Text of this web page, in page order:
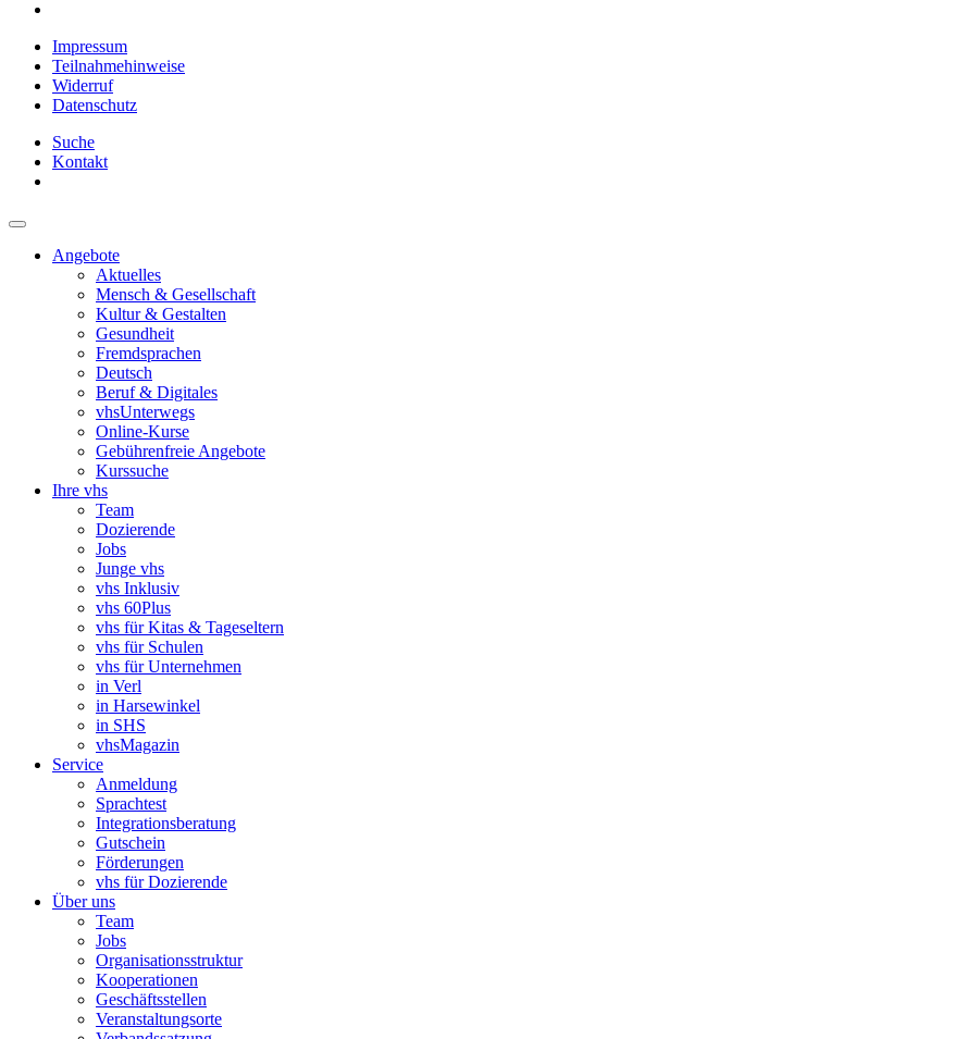
Impressum
Teilnahmehinweise
Widerruf
Datenschutz
Suche
Kontakt
Angebote
Aktuelles
Mensch & Gesellschaft
Kultur & Gestalten
Gesundheit
Fremdsprachen
Deutsch
Beruf & Digitales
vhsUnterwegs
Online-Kurse
Gebührenfreie Angebote
Kurssuche
Ihre vhs
Team
Dozierende
Jobs
Junge vhs
vhs Inklusiv
vhs 60Plus
vhs für Kitas & Tageseltern
vhs für Schulen
vhs für Unternehmen
in Verl
in Harsewinkel
in SHS
vhsMagazin
Service
Anmeldung
Sprachtest
Integrationsberatung
Gutschein
Förderungen
vhs für Dozierende
Über uns
Team
Jobs
Organisationsstruktur
Kooperationen
Geschäftsstellen
Veranstaltungsorte